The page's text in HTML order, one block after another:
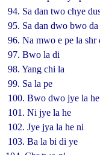
94. Sa dan two chye
95. Sa dan dwo bwo da
96. Na mwo e pe la shr
97. Bwo la di
98. Yang chi la
99. Sa la pe
100. Bwo dwo jye la he
101. Ni jye la he
102. Jye jya la he ni
103. Ba la bi di ye